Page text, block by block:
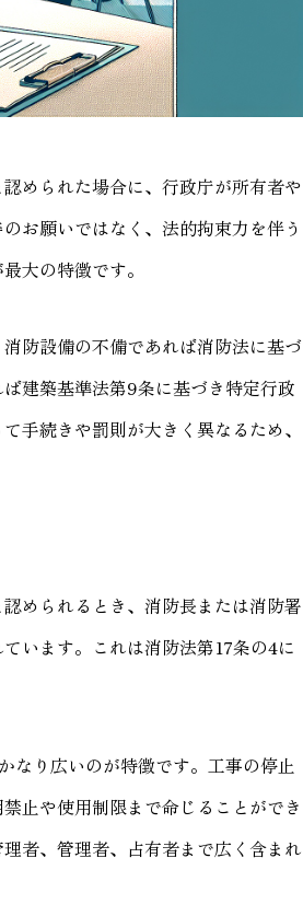
められた場合に、行政庁が所有者や
お願いではなく、法的拘束力を伴う
大の特徴です。
防設備の不備であれば消防法に基づ
建築基準法第9条に基づき特定行政
手続きや罰則が大きく異なるため、
められるとき、消防長または消防署
います。これは消防法第17条の4に
なり広いのが特徴です。工事の停止
止や使用制限まで命じることができ
者、管理者、占有者まで広く含まれ